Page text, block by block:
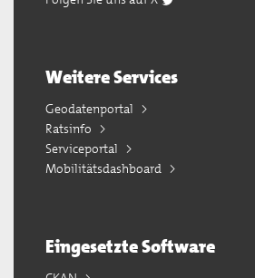
Weitere Services
Geodatenportal
Ratsinfo
Serviceportal
Mobilitätsdashboard
Eingesetzte Software